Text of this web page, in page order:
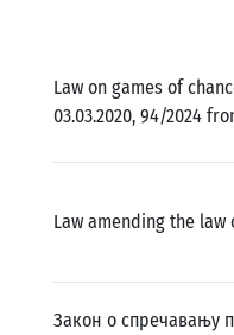
Law on games of
03.03.2020, 94/2024
Law amending the law
Закон о спречавању